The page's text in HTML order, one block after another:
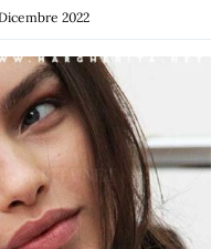
2022